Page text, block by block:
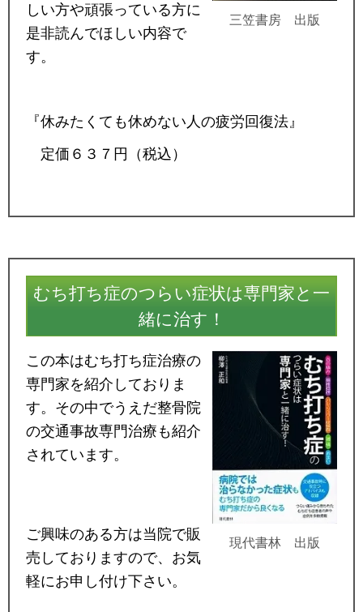
三笠書房 出版
しい方や頑張っている方に
是非読んでほしい内容で
す。
『休みたくても休めない人の疲労回復法』
定価６３７円（税込）
むち打ち症のつらい症状は専門家と一
緒に治す！
現代書林 出版
この本はむち打ち症治療の
専門家を紹介しておりま
す。その中でうえだ整骨院
の交通事故専門治療も紹介
されています。
ご興味のある方は当院で販
売しておりますので、お気
軽にお申し付け下さい。